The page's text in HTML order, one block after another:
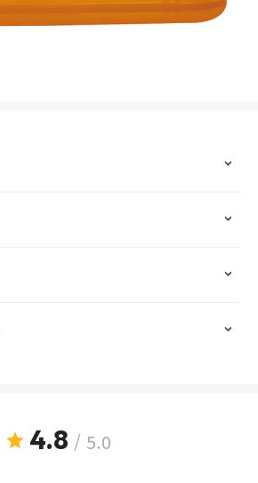
4.8 / 5.0